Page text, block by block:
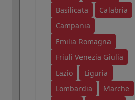
Basilicata
Calabria
Campania
Emilia Romagna
Friuli Venezia Giulia
Lazio
Liguria
Lombardia
Marche